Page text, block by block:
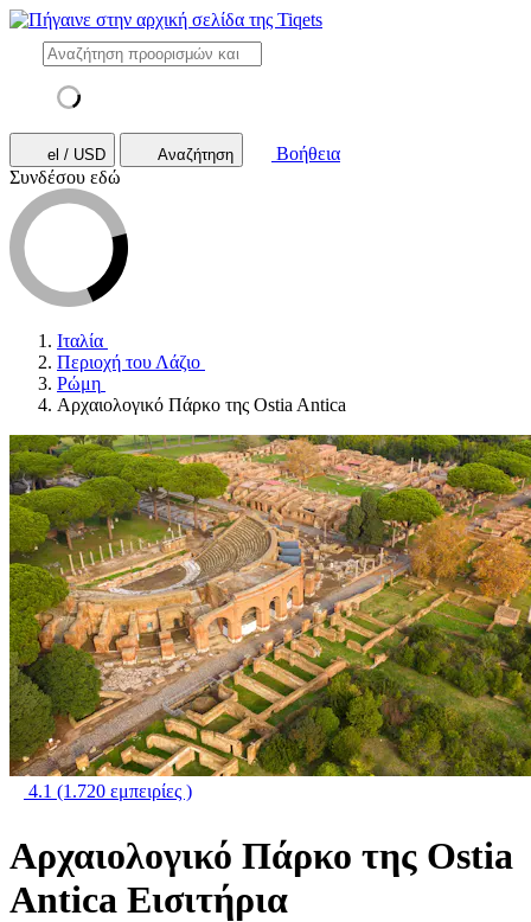
el / USD Αναζήτηση
Βοήθεια
Συνδέσου εδώ
Ιταλία
Περιοχή του Λάζιο
Ρώμη
Αρχαιολογικό Πάρκο της Ostia Antica
4.1 (1.720 εμπειρίες )
Αρχαιολογικό Πάρκο της Ostia
Antica Εισιτήρια